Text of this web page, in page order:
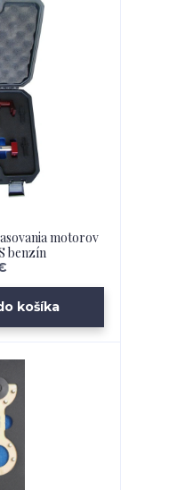
motorov
benzín
košíka